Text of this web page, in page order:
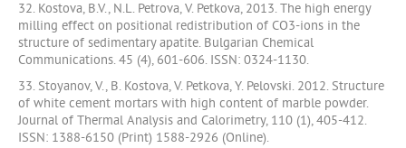
32. Kostova, B.V., N.L. Petrova, V. Petkova, 2013. The high energy
milling effect on positional redistribution of CO3-ions in the
structure of sedimentary apatite. Bulgarian Chemical
Communications. 45 (4), 601-606. ISSN: 0324-1130.
33. Stoyanov, V., B. Kostova, V. Petkova, Y. Pelovski. 2012. Structure
of white cement mortars with high content of marble powder.
Journal of Thermal Analysis and Calorimetry, 110 (1), 405-412.
ISSN: 1388-6150 (Print) 1588-2926 (Online).